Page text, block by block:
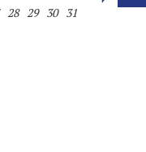
28 29 30 31